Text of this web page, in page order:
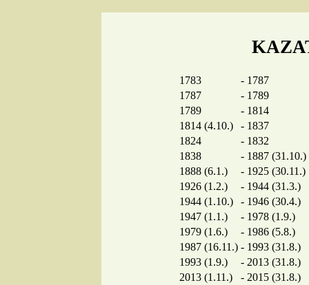
1783 - 1787
1787
- 1789
1789
- 1814
1814 (4.10.)
- 1837
1824
- 1832
1838
- 1887 (31.10.)
1888 (6.1.)
- 1925 (30.11.)
1926 (1.2.)
- 1944 (31.3.)
1944 (1.10.)
- 1946 (30.4.)
1947 (1.1.)
- 1978 (1.9.)
1979 (1.6.)
- 1986 (5.8.)
1987 (16.11.) - 1993 (31.8.)
1993 (1.9.)
- 2013 (31.8.)
2013 (1.11.)
- 2015 (31.8.)